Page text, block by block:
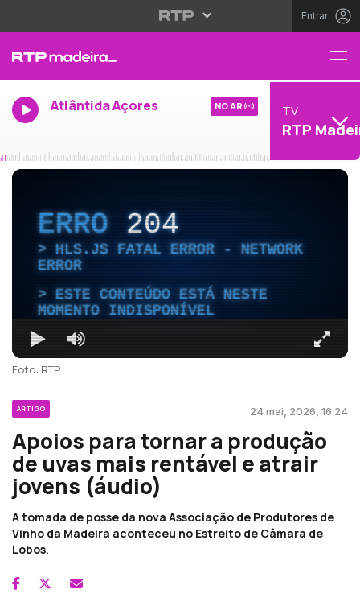
Entrar
Atlântida Açores NO AR TV
RTP
ERRO204
HLS.JS FATAL ERROR - NETWORK
ERROR
ESTE CONTEÚDO ESTÁ NESTE
MOMENTO INDISPONÍVEL
Foto: RTP
ARTIGO 24 mai, 2026, 16:24
Apoios para tornar a produção
de uvas mais rentável e atrair
jovens (áudio)
A tomada de posse da nova Associação de Produtores de
Vinho da Madeira aconteceu no Estreito de Câmara de
Lobos.